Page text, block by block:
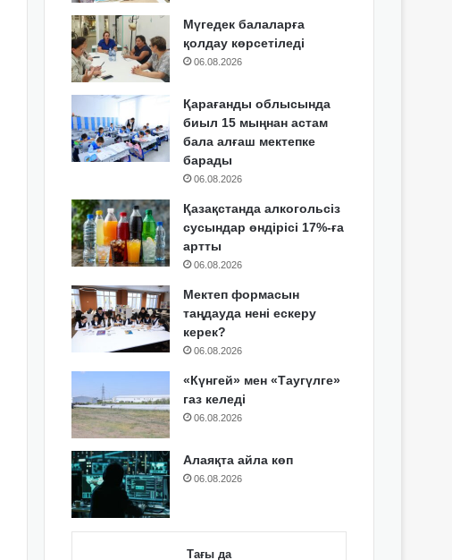
Мүгедек балаларға
қолдау көрсетіледі
06.08.2026
Қарағанды облысында
биыл 15 мыңнан астам
бала алғаш мектепке
барады
06.08.2026
Қазақстанда алкогольсіз
сусындар өндірісі 17%-ға
артты
06.08.2026
Мектеп формасын
таңдауда нені ескеру
керек?
06.08.2026
«Күнгей» мен «Таугүлге»
газ келеді
06.08.2026
Алаяқта айла көп
06.08.2026
Тағы да